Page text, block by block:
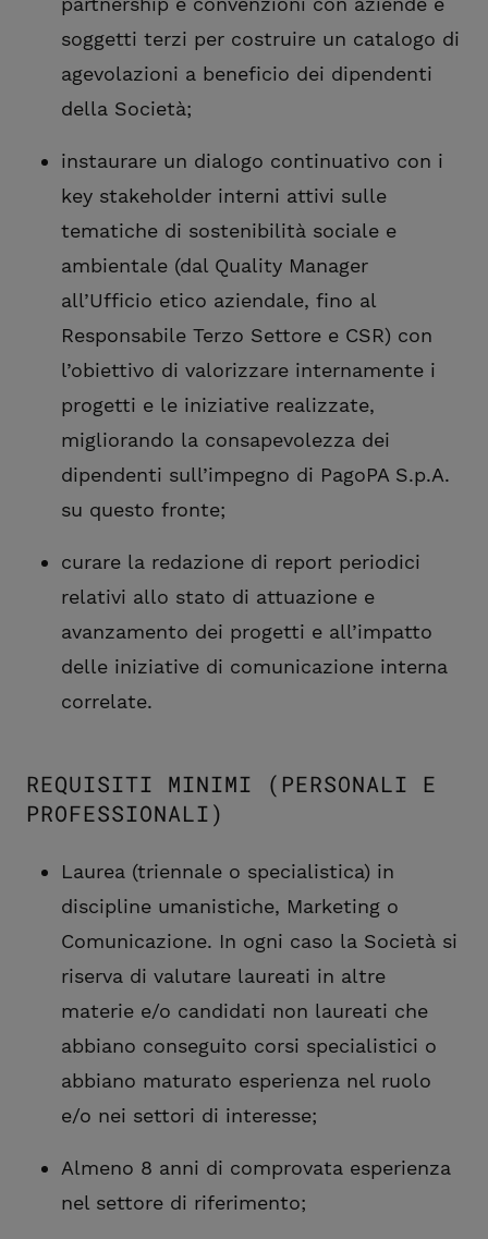
soggetti terzi per costruire un catalogo di
agevolazioni a beneficio dei dipendenti
della Società;
instaurare un dialogo continuativo con i
key stakeholder interni attivi sulle
tematiche di sostenibilità sociale e
ambientale (dal Quality Manager
all’Ufficio etico aziendale, fino al
Responsabile Terzo Settore e CSR) con
l’obiettivo di valorizzare internamente i
progetti e le iniziative realizzate,
migliorando la consapevolezza dei
dipendenti sull’impegno di PagoPA S.p.A.
su questo fronte;
curare la redazione di report periodici
relativi allo stato di attuazione e
avanzamento dei progetti e all’impatto
delle iniziative di comunicazione interna
correlate.
REQUISITI MINIMI (PERSONALI E
PROFESSIONALI)
Laurea (triennale o specialistica) in
discipline umanistiche, Marketing o
Comunicazione. In ogni caso la Società si
riserva di valutare laureati in altre
materie e/o candidati non laureati che
abbiano conseguito corsi specialistici o
abbiano maturato esperienza nel ruolo
e/o nei settori di interesse;
Almeno 8 anni di comprovata esperienza
nel settore di riferimento;